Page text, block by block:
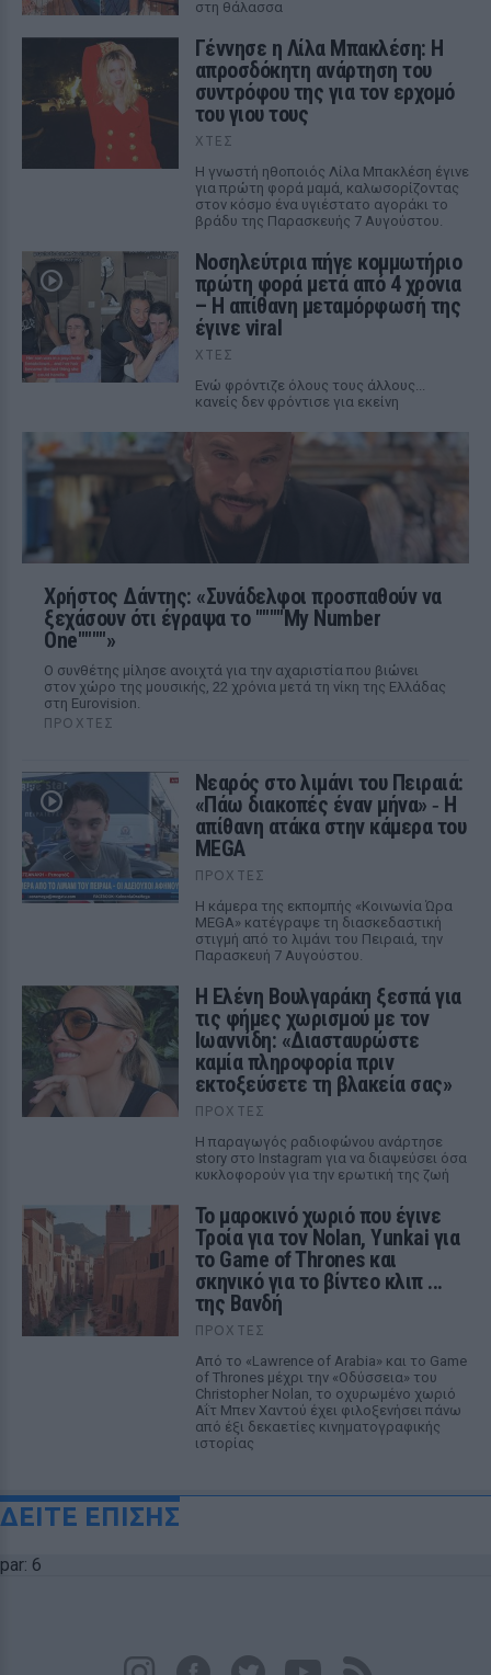
στη θάλασσα
Γέννησε η Λίλα Μπακλέση: Η
απροσδόκητη ανάρτηση του
συντρόφου της για τον ερχομό
του γιου τους
ΧΤΕΣ
Η γνωστή ηθοποιός Λίλα Μπακλέση έγινε
για πρώτη φορά μαμά, καλωσορίζοντας
στον κόσμο ένα υγιέστατο αγοράκι το
βράδυ της Παρασκευής 7 Αυγούστου.
Νοσηλεύτρια πήγε κομμωτήριο
πρώτη φορά μετά από 4 χρόνια
– Η απίθανη μεταμόρφωσή της
έγινε viral
ΧΤΕΣ
Ενώ φρόντιζε όλους τους άλλους...
κανείς δεν φρόντισε για εκείνη
Χρήστος Δάντης: «Συνάδελφοι προσπαθούν να
ξεχάσουν ότι έγραψα το """"My Number
One""""»
Ο συνθέτης μίλησε ανοιχτά για την αχαριστία που βιώνει
στον χώρο της μουσικής, 22 χρόνια μετά τη νίκη της Ελλάδας
στη Eurovision.
ΠΡΟΧΤΈΣ
Νεαρός στο λιμάνι του Πειραιά:
«Πάω διακοπές έναν μήνα» ‑ Η
απίθανη ατάκα στην κάμερα του
MEGA
ΠΡΟΧΤΈΣ
Η κάμερα της εκπομπής «Κοινωνία Ώρα
MEGA» κατέγραψε τη διασκεδαστική
στιγμή από το λιμάνι του Πειραιά, την
Παρασκευή 7 Αυγούστου.
Η Ελένη Βουλγαράκη ξεσπά για
τις φήμες χωρισμού με τον
Ιωαννίδη: «Διασταυρώστε
καμία πληροφορία πριν
εκτοξεύσετε τη βλακεία σας»
ΠΡΟΧΤΈΣ
Η παραγωγός ραδιοφώνου ανάρτησε
story στο Instagram για να διαψεύσει όσα
κυκλοφορούν για την ερωτική της ζωή
Το μαροκινό χωριό που έγινε
Τροία για τον Nolan, Yunkai για
το Game of Thrones και
σκηνικό για το βίντεο κλιπ ...
της Βανδή
ΠΡΟΧΤΈΣ
Από το «Lawrence of Arabia» και το Game
of Thrones μέχρι την «Οδύσσεια» του
Christopher Nolan, το οχυρωμένο χωριό
Αΐτ Μπεν Χαντού έχει φιλοξενήσει πάνω
από έξι δεκαετίες κινηματογραφικής
ιστορίας
ΔΕΙΤΕ ΕΠΙΣΗΣ
par: 6